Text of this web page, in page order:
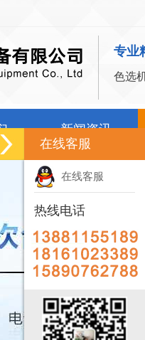
专业
色选
新闻资讯
在线客服
在线客服
热线电话